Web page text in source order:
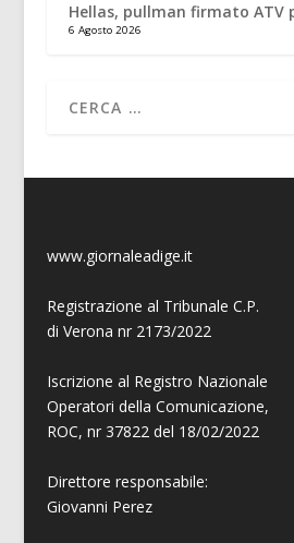
Hellas, pullman firmato ATV
6 Agosto 2026
www.giornaleadige.it
Registrazione al Tribunale C.P.
di Verona nr 2173/2022
Iscrizione al Registro Nazionale
Operatori della Comunicazione,
ROC, nr 37822 del 18/02/2022
Direttore responsabile:
Giovanni Perez